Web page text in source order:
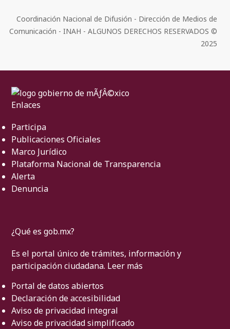
Coordinación Nacional de Difusión - Dirección de Medios de
Comunicación - INAH - ALGUNOS DERECHOS RESERVADOS ©
2025
Enlaces
Participa
Publicaciones Oficiales
Marco Jurídico
Plataforma Nacional de Transparencia
Alerta
Denuncia
¿Qué es gob.mx?
Es el portal único de trámites, información y
participación ciudadana. Leer más
Portal de datos abiertos
Declaración de accesibilidad
Aviso de privacidad integral
Aviso de privacidad simplificado